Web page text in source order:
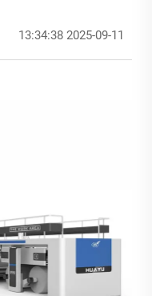
2025-09-11 13:34:38